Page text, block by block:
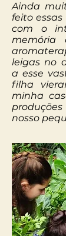
Ainda
feito
com o
memória
leigas no
a esse
filha
minha
nosso